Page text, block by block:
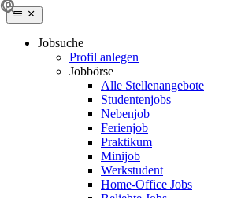
Jobsuche
Profil anlegen
Jobbörse
Alle Stellenangebote
Studentenjobs
Nebenjob
Ferienjob
Praktikum
Minijob
Werkstudent
Home-Office Jobs